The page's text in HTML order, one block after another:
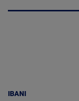
IBANI